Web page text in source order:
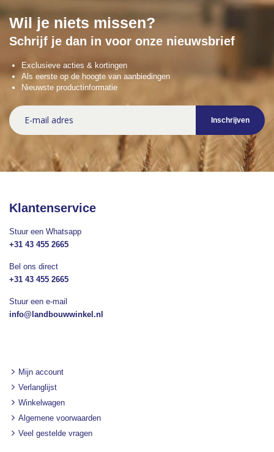
Wil je niets missen?
Schrijf je dan in voor onze nieuwsbrief
Exclusieve acties & kortingen
Als eerste op de hoogte van aanbiedingen
Nieuwste productinformatie
Abonneer
u
op
Inschrijven
Klantenservice
Stuur een Whatsapp
+31 43 455 2665
Bel ons direct
+31 43 455 2665
Stuur een e-mail
info@landbouwwinkel.nl
Mijn account
Verlanglijst
Winkelwagen
Algemene voorwaarden
Veel gestelde vragen